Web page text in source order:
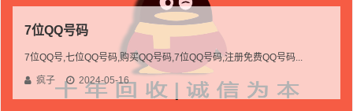
7位QQ号码
7位QQ号,七位QQ号码,购买QQ号码,7位QQ号码,注册免费QQ号码...
疯子 2024-05-16